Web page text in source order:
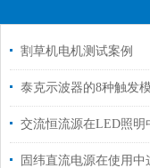
割草机电机测试案例
泰克示波器的8种触发
交流恒流源在LED照明